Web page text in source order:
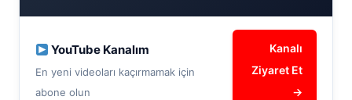
YouTube Kanalım
En yeni videoları kaçırmamak için
abone olun
Kanalı
Ziyaret Et
→